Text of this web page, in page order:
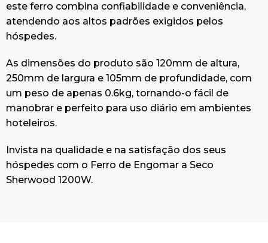
este ferro combina confiabilidade e conveniência,
atendendo aos altos padrões exigidos pelos
hóspedes.
As dimensões do produto são 120mm de altura,
250mm de largura e 105mm de profundidade, com
um peso de apenas 0.6kg, tornando-o fácil de
manobrar e perfeito para uso diário em ambientes
hoteleiros.
Invista na qualidade e na satisfação dos seus
hóspedes com o Ferro de Engomar a Seco
Sherwood 1200W.